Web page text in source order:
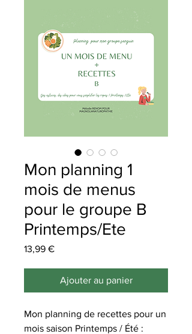
Mon planning 1
mois de menus
pour le groupe B
Printemps/Ete
13,99 €Prix
Ajouter au panier
Mon planning de recettes pour un
mois saison Printemps / Été :